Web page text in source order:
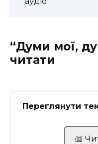
“Думи мої,
читати
Переглянути
📖